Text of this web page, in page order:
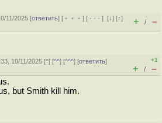
11/2025 [ответить] [ ﹢﹢﹢] [ · · ·][↓] [↑]
+ / –
10/11/2025 [^] [^^] [^^^] [ответить]
+1
+ / –
but Smith kill him.